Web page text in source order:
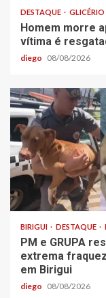
DESTAQUE GLICÉRIO
Homem morre
vítima é
diego 08/08/2026
BIRIGUI DESTAQUE
PM e GRUPA
extrema
em Birigui
diego 08/08/2026